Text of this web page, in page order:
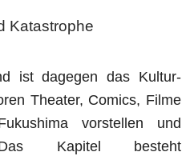
Katastrophe
ist dagegen das Kultur-
Theater, Comics, Filme
vorstellen und
Das Kapitel besteht